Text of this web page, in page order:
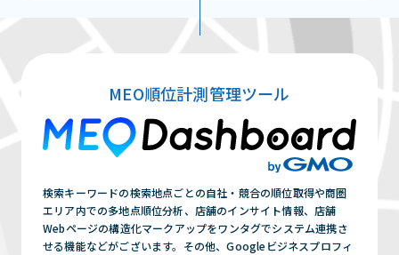
MEO順位計測管理ツール
検索キーワードの検索地点ごとの自社・競合の順位取得や商圏
エリア内での多地点順位分析、店舗のインサイト情報、店舗
Webページの構造化マークアップをワンタグでシステム連携さ
せる機能などがございます。その他、Googleビジネスプロフィ